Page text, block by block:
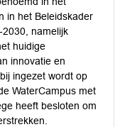
in het Beleidskader
2030, namelijk
huidige
innovatie en
ingezet wordt op
WaterCampus met
heeft besloten om